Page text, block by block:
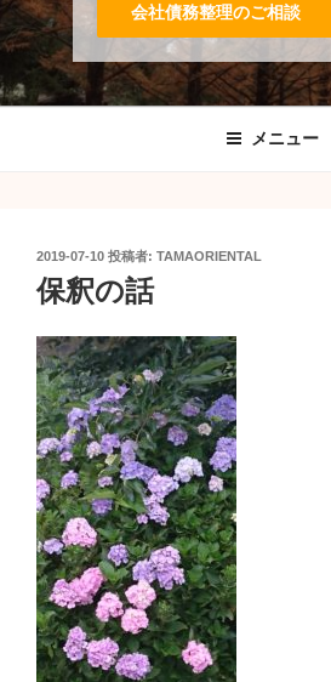
会社債務整理のご相談
メニュー
投
稿
日:
2019-07-10 投稿者: TAMAORIENTAL
保釈の話